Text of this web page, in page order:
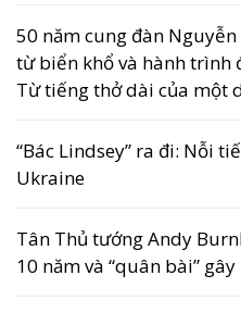
50 năm cung đàn
từ biển khổ và hành trình
Từ tiếng thở dài của một
“Bác Lindsey” ra đi: Nỗi
Ukraine
Tân Thủ tướng Andy
10 năm và “quân bài”